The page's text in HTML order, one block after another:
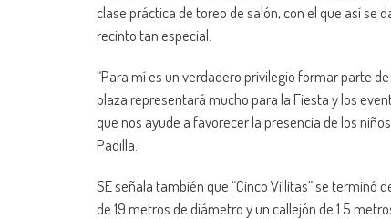
clase práctica de toreo de salón, con el que así se
recinto tan especial.
“Para mí es un verdadero privilegio formar parte
plaza representará mucho para la Fiesta y los
que nos ayude a favorecer la presencia de los
Padilla.
SE señala también que “Cinco Villitas” se terminó
de 19 metros de diámetro y un callejón de 1.5